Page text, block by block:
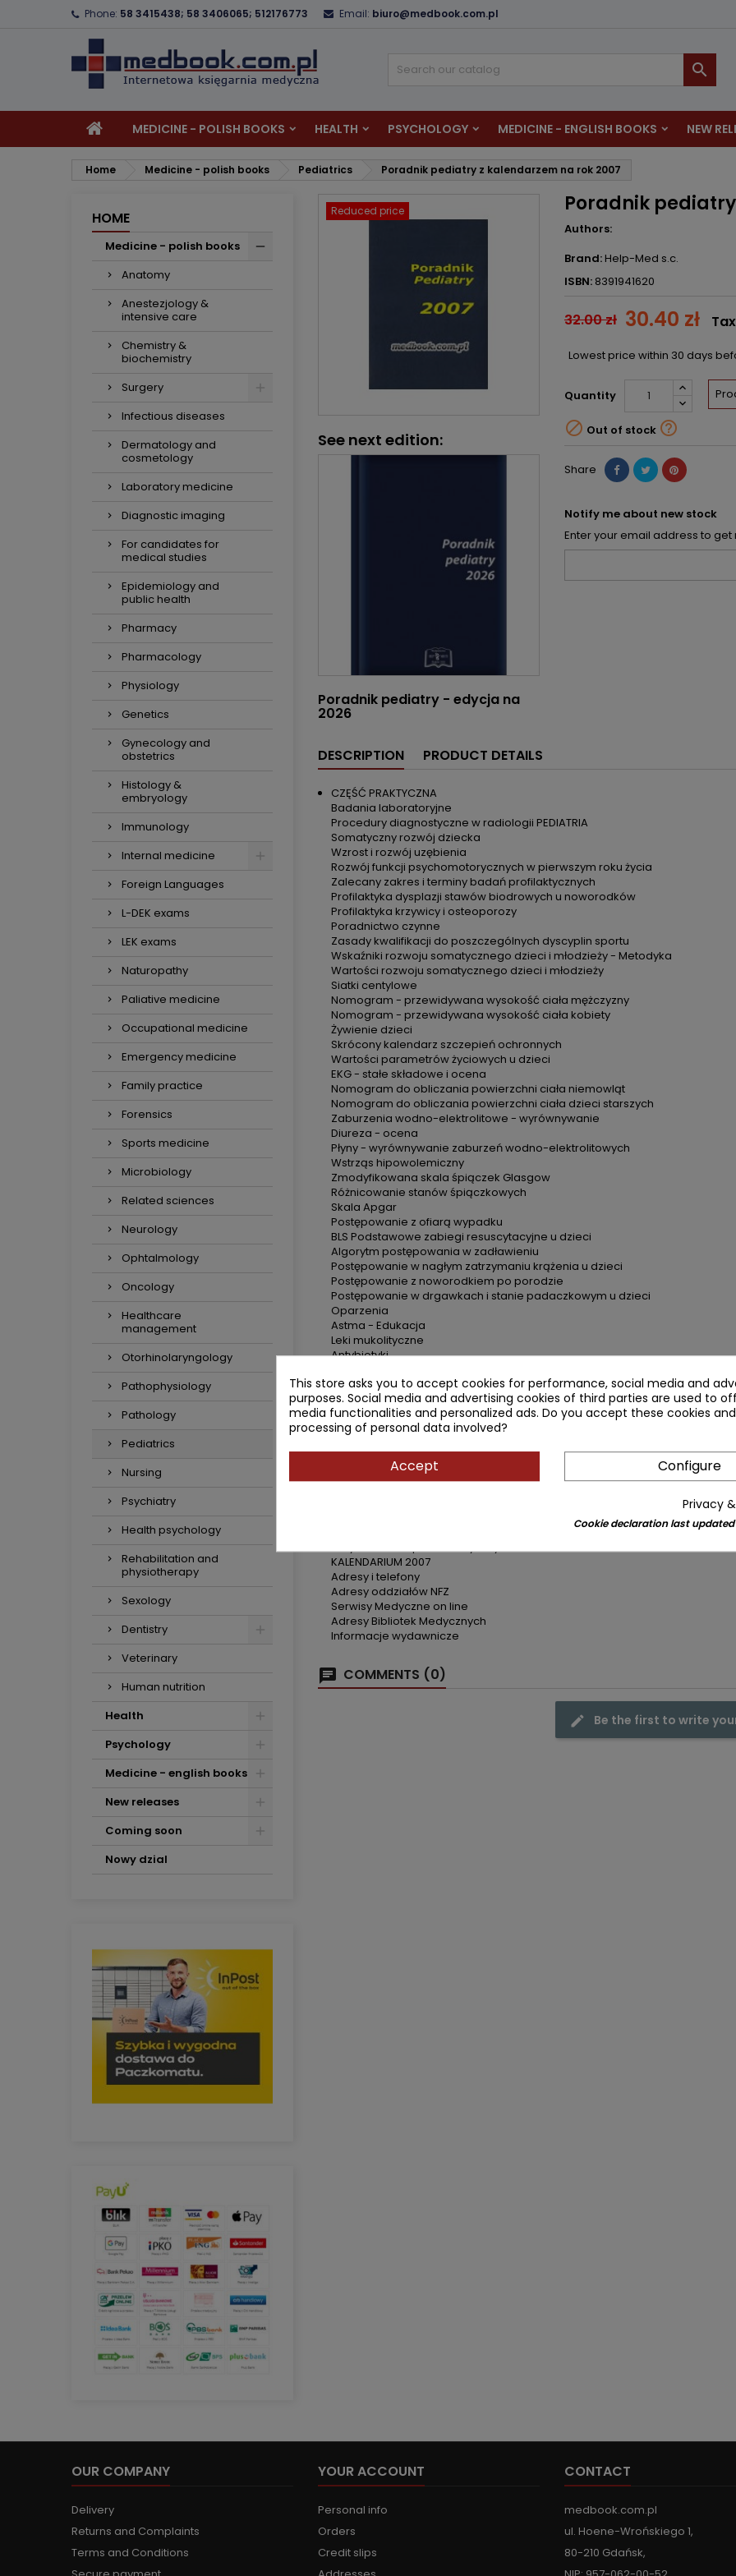
Phone: 58 3415438; 58 3406065; 512176773 Email: biuro@medbook.com.pl

MEDICINE - POLISH BOOKS HEALTH PSYCHOLOGY MEDICINE - ENGLISH BOOKS NEW
Home Medicine - polish books Pediatrics Poradnik pediatry z kalendarzem na rok 2007
HOME
Medicine - polish books
Anatomy
Anestezjology &
intensive care
Chemistry &
biochemistry
Surgery
Infectious diseases
Dermatology and
cosmetology
Laboratory medicine
Diagnostic imaging
For candidates for
medical studies
Epidemiology and
public health
Pharmacy
Pharmacology
Physiology
Genetics
Gynecology and
obstetrics
Histology &
embryology
Immunology
Internal medicine
Foreign Languages
L-DEK exams
LEK exams
Naturopathy
Paliative medicine
Occupational medicine
Emergency medicine
Family practice
Forensics
Sports medicine
Microbiology
Related sciences
Neurology
Ophtalmology
Oncology
Healthcare
management
Otorhinolaryngology
Pathophysiology
Pathology
Pediatrics
Nursing
Psychiatry
Health psychology
Rehabilitation and
physiotherapy
Sexology
Dentistry
Veterinary
Human nutrition
Health
Psychology
Medicine - english books
New releases
Coming soon
Nowy dzial
Reduced price
See next edition:
Poradnik pediatry - edycja na
2026
Poradnik
Authors:
Brand:Help-Med s.c.
ISBN: 8391941620
32.00 zł 30.40 zł
Lowest price within 30 days
Quantity
 Out of stock 
Share
Notify me about new stock
Enter your email address to
DESCRIPTION PRODUCT DETAILS
CZĘŚĆ PRAKTYCZNA
Badania laboratoryjne
Procedury diagnostyczne w radiologii PEDIATRIA
Somatyczny rozwój dziecka
Wzrost i rozwój uzębienia
Rozwój funkcji psychomotorycznych w pierwszym roku życia
Zalecany zakres i terminy badań profilaktycznych
Profilaktyka dysplazji stawów biodrowych u noworodków
Profilaktyka krzywicy i osteoporozy
Poradnictwo czynne
Zasady kwalifikacji do poszczególnych dyscyplin sportu
Wskaźniki rozwoju somatycznego dzieci i młodzieży - Metodyka
Wartości rozwoju somatycznego dzieci i młodzieży
Siatki centylowe
Nomogram - przewidywana wysokość ciała mężczyzny
Nomogram - przewidywana wysokość ciała kobiety
Żywienie dzieci
Skrócony kalendarz szczepień ochronnych
Wartości parametrów życiowych u dzieci
EKG - stałe składowe i ocena
Nomogram do obliczania powierzchni ciała niemowląt
Nomogram do obliczania powierzchni ciała dzieci starszych
Zaburzenia wodno-elektrolitowe - wyrównywanie
Diureza - ocena
Płyny - wyrównywanie zaburzeń wodno-elektrolitowych
Wstrząs hipowolemiczny
Zmodyfikowana skala śpiączek Glasgow
Różnicowanie stanów śpiączkowych
Skala Apgar
Postępowanie z ofiarą wypadku
BLS Podstawowe zabiegi resuscytacyjne u dzieci
Algorytm postępowania w zadławieniu
Postępowanie w nagłym zatrzymaniu krążenia u dzieci
Postępowanie z noworodkiem po porodzie
Postępowanie w drgawkach i stanie padaczkowym u dzieci
Oparzenia
Astma - Edukacja
Leki mukolityczne
Antybiotyki
Antyseptyki jelitowe
Leki przeciwrobacze
Leki odkażające drogi moczowe
Leki przeciwgorączkowe i przeciwbólowe
Piśmiennictwo
KALENDARIUM
Daty imienin - spis alfabetyczny
KALENDARIUM 2007
Adresy i telefony
Adresy oddziałów NFZ
Serwisy Medyczne on line
Adresy Bibliotek Medycznych
Informacje wydawnicze
COMMENTS (0)
Be the first to write
OUR COMPANY
Delivery
Returns and Complaints
Terms and Conditions
YOUR ACCOUNT
Personal info
Orders
Credit slips
CONTACT
medbook.com.pl
ul. Hoene-Wrońskiego 1,
80-210 Gdańsk,
You need to be logged in to save products in your wishlist.
This store asks you to accept cookies for performance, social media and
purposes. Social media and advertising cookies of third parties are used to
media functionalities and personalized ads. Do you accept these cookies
processing of personal data involved?
Accept Configure
Privacy
Cookie declaration last updated